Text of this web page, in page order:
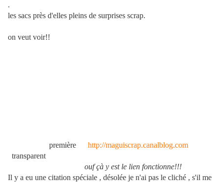
.
les sacs près d'elles pleins de surprises scrap.
on veut voir!!
première http://maguiscrap.canalblog.com
transparent
ouf çà y est le lien fonctionne!!!
Il y a eu une citation spéciale , désolée je n'ai pas le cliché , s'il me